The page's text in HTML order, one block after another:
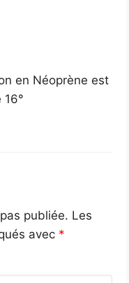
en Néoprène est
publiée. Les
avec *